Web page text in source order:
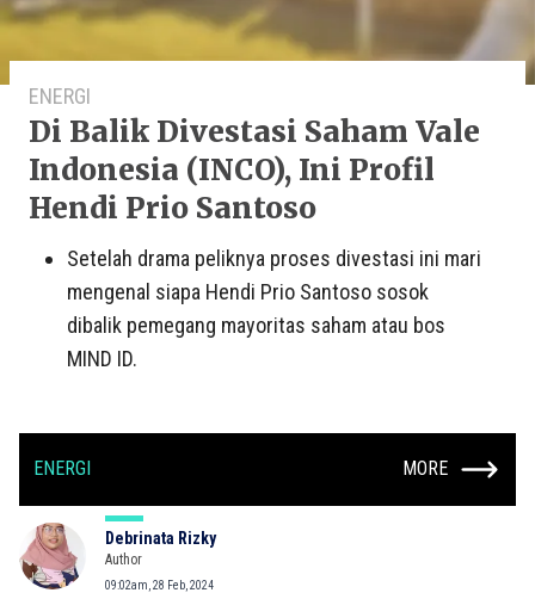
ENERGI
Di Balik Divestasi Saham Vale
Indonesia (INCO), Ini Profil
Hendi Prio Santoso
Setelah drama peliknya proses divestasi ini mari
mengenal siapa Hendi Prio Santoso sosok
dibalik pemegang mayoritas saham atau bos
MIND ID.
ENERGI MORE
Debrinata Rizky
Author
09:02am, 28 Feb, 2024